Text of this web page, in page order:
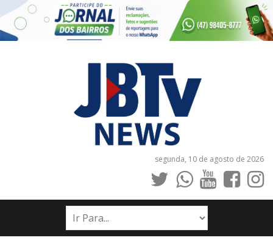
segunda, 10 de agosto de 2026
INÍCIO
NOTÍCIAS